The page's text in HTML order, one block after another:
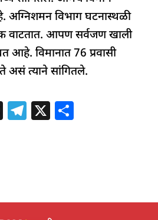
विभाग घटनास्थळी
आपण सर्वजण खाली
आहे. विमानात 76 प्रवासी
असं त्याने सांगितले.
T
s
T
m
X